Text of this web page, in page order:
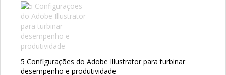
5 Configurações do Adobe Illustrator para turbinar
desempenho e produtividade